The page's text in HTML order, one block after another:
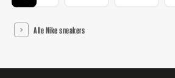
Alle Nike sneakers